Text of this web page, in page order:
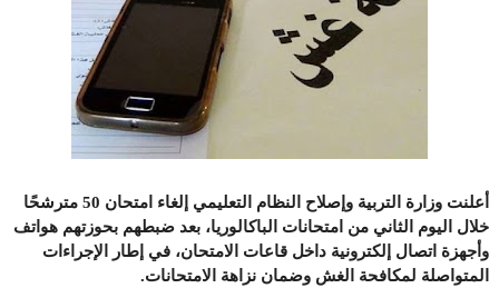
أعلنت وزارة التربية وإصلاح النظام التعليمي إلغاء امتحان 50 مترشحًا
خلال اليوم الثاني من امتحانات الباكالوريا، بعد ضبطهم بحوزتهم هواتف
وأجهزة اتصال إلكترونية داخل قاعات الامتحان، في إطار الإجراءات
المتواصلة لمكافحة الغش وضمان نزاهة الامتحانات.